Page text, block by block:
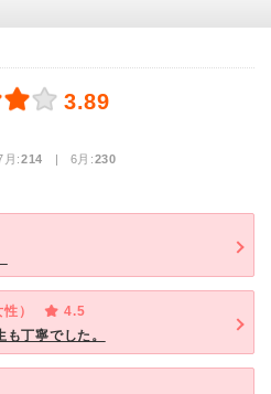
3.89
:214 | 6月:230
）
4.5
丁寧でした。